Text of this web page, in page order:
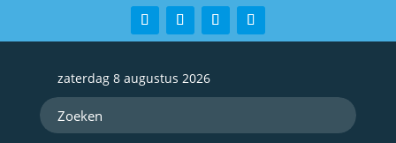
zaterdag 8 augustus 2026